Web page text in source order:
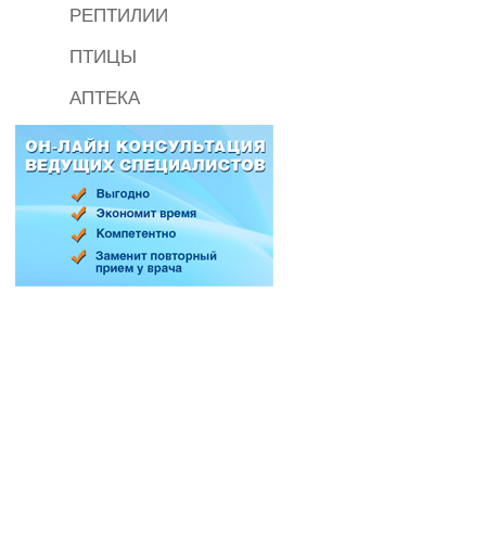
РЕПТИЛИИ
ПТИЦЫ
АПТЕКА